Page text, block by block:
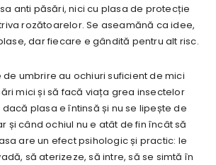
anti păsări, nici cu plasa de protecție
rozătoarelor. Se aseamănă ca idee,
dar fiecare e gândită pentru alt risc.
de umbrire au ochiuri suficient de mici
mici și să facă viața grea insectelor
plasa e întinsă și nu se lipește de
și când ochiul nu e atât de fin încât să
are un efect psihologic și practic: le
să aterizeze, să intre, să se simtă în